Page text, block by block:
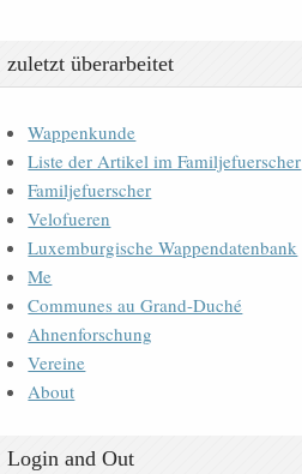
zuletzt überarbeitet
Wappenkunde
Liste der Artikel im Familjefuerscher
Familjefuerscher
Velofueren
Luxemburgische Wappendatenbank
Me
Communes au Grand-Duché
Ahnenforschung
Vereine
About
Login and Out